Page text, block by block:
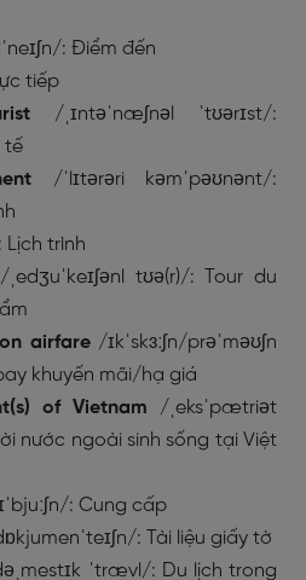
: Điểm đến
tiếp
/ˌɪntəˈnæʃnəl ˈtʊərɪst/:
tế
/ˈlɪtərəri kəmˈpəʊnənt/:
: Lịch trình
/ˌedʒuˈkeɪʃənl tʊə(r)/: Tour du
airfare /ɪkˈskɜːʃn/prəˈməʊʃn
khuyến mãi/hạ giá
of Vietnam
/ˌeksˈpætriət
nước ngoài sinh sống tại Việt
: Cung cấp
: Tài liệu giấy tờ
ˈtrævl/: Du lịch trong